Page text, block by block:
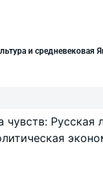
и средневековая